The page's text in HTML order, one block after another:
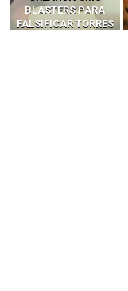
SE CONVIRTIERON
EN LA SUPERFICIE